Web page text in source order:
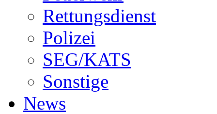
Rettungsdienst
Polizei
SEG/KATS
Sonstige
News